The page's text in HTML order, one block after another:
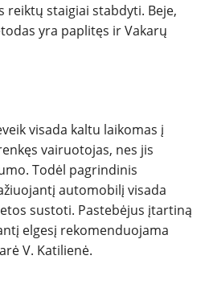
reiktų staigiai stabdyti. Beje,
yra paplitęs ir Vakarų
visada kaltu laikomas į
vairuotojas, nes jis
Todėl pagrindinis
automobilį visada
sustoti. Pastebėjus įtartiną
elgesį rekomenduojama
V. Katilienė.